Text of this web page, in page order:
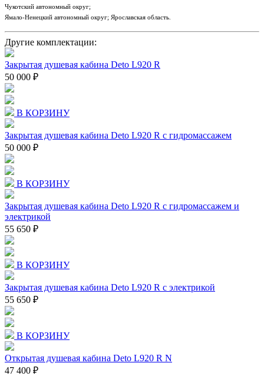
Чукотский автономный округ;
Ямало-Ненецкий автономный округ; Ярославская область.
Другие комплектации:
Закрытая душевая кабина Deto L920 R
50 000 ₽
В КОРЗИНУ
Закрытая душевая кабина Deto L920 R с гидромассажем
50 000 ₽
В КОРЗИНУ
Закрытая душевая кабина Deto L920 R с гидромассажем и
электрикой
55 650 ₽
В КОРЗИНУ
Закрытая душевая кабина Deto L920 R с электрикой
55 650 ₽
В КОРЗИНУ
Открытая душевая кабина Deto L920 R N
47 400 ₽